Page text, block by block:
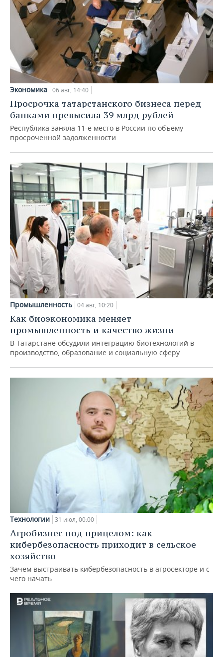
Экономика 06 авг, 14:40
Просрочка татарстанского бизнеса перед
банками превысила 39 млрд рублей
Республика заняла 11-е место в России по объему
просроченной задолженности
Промышленность 04 авг, 10:20
Как биоэкономика меняет
промышленность и качество жизни
В Татарстане обсудили интеграцию биотехнологий в
производство, образование и социальную сферу
Технологии 31 июл, 00:00
Агробизнес под прицелом: как
кибербезопасность приходит в сельское
хозяйство
Зачем выстраивать кибербезопасность в агросекторе и с
чего начать